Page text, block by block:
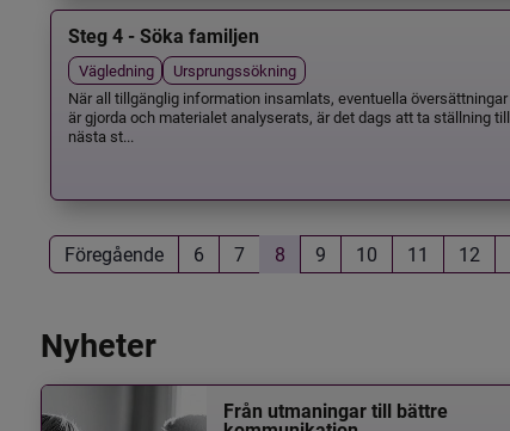
Steg 4 - Söka familjen
Vägledning
Ursprungssökning
När all tillgänglig information insamlats, eventuella översättningar
är gjorda och materialet analyserats, är det dags att ta ställning till
nästa st...
Föregående 6 7 8 9 10 11 12
Nyheter
Från utmaningar till bättre